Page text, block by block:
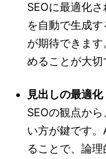
SEOに最適化
を自動で生成
が期待できま
めることが大切
見出しの最適化
SEOの観点か
い方が鍵です
ることで、論